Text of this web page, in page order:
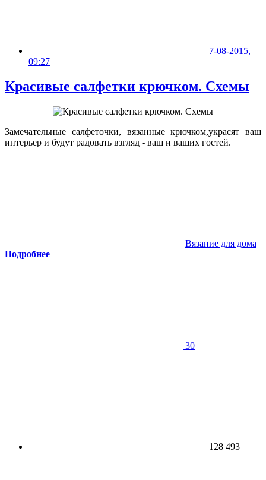
7-08-2015,
09:27
Красивые салфетки крючком. Схемы
Замечательные салфеточки, вязанные крючком,украсят ваш
интерьер и будут радовать взгляд - ваш и ваших гостей.
Вязание для дома
Подробнее
30
128 493